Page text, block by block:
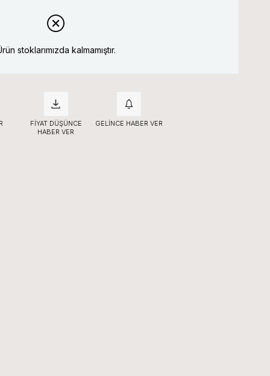
stoklarımızda kalmamıştır.
FIYAT DÜŞÜNCE
HABER VER
GELINCE HABER VER